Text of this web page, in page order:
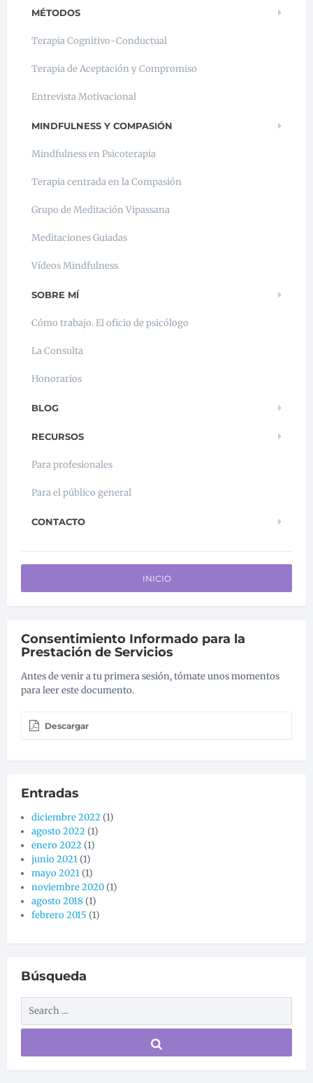
MÉTODOS
Terapia Cognitivo-Conductual
Terapia de Aceptación y Compromiso
Entrevista Motivacional
MINDFULNESS Y COMPASIÓN
Mindfulness en Psicoterapia
Terapia centrada en la Compasión
Grupo de Meditación Vipassana
Meditaciones Guiadas
Vídeos Mindfulness
SOBRE MÍ
Cómo trabajo. El oficio de psicólogo
La Consulta
Honorarios
BLOG
RECURSOS
Para profesionales
Para el público general
CONTACTO
INICIO
Consentimiento Informado para la
Prestación de Servicios
Antes de venir a tu primera sesión, tómate unos momentos
para leer este documento.
Descargar
Entradas
diciembre 2022 (1)
agosto 2022 (1)
enero 2022 (1)
junio 2021 (1)
mayo 2021 (1)
noviembre 2020 (1)
agosto 2018 (1)
febrero 2015 (1)
Búsqueda